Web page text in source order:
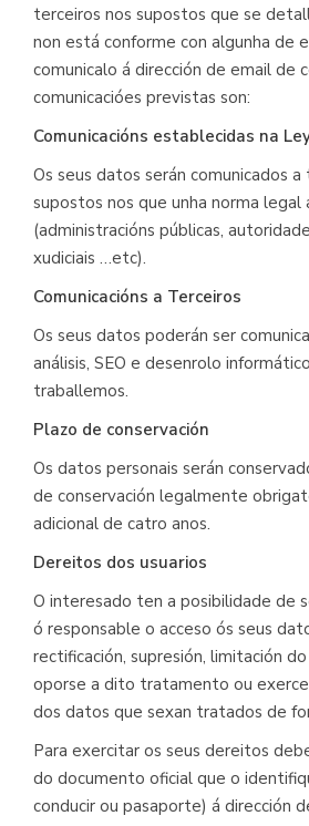
terceiros nos supostos que se
non está conforme con algunha de
comunicalo á dirección de email de
comunicacióes previstas son:
Comunicacións establecidas na
Os seus datos serán comunicados a
supostos nos que unha norma legal
(administracións públicas,
xudiciais …etc).
Comunicacións a Terceiros
Os seus datos poderán ser
análisis, SEO e desenrolo
traballemos.
Plazo de conservación
Os datos personais serán
de conservación legalmente
adicional de catro anos.
Dereitos dos usuarios
O interesado ten a posibilidade de
ó responsable o acceso ós seus
rectificación, supresión, limitación
oporse a dito tratamento ou
dos datos que sexan tratados de
Para exercitar os seus dereitos
do documento oficial que o
conducir ou pasaporte) á dirección